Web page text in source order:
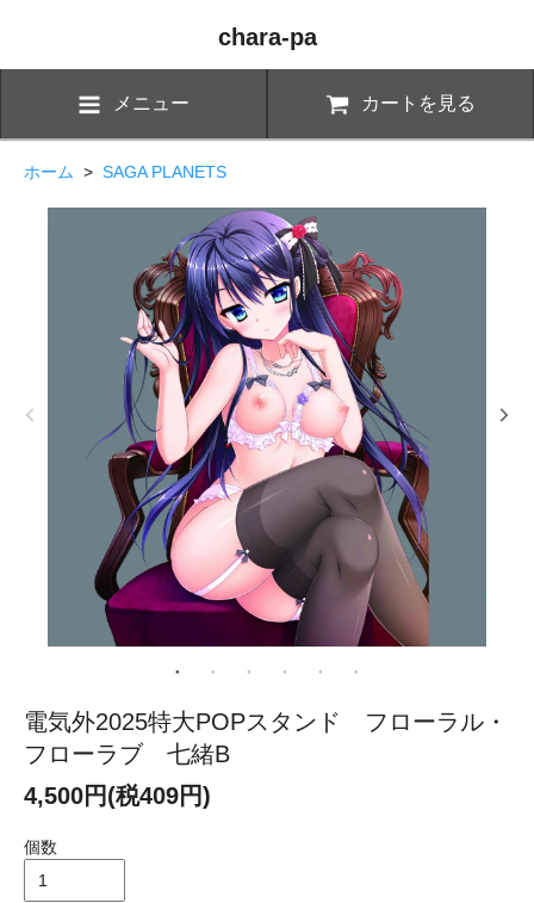
chara-pa
メニュー カートを見る
ホーム > SAGA PLANETS
電気外2025特大POPスタンド フローラル・
フローラブ 七緒B
4,500円(税409円)
個数